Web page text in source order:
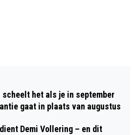
scheelt het als je in september
gaat in plaats van augustus
Demi Vollering – en dit